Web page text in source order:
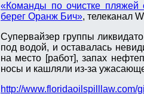
«Команды по очистке пляжей
берег Оранж Бич», телеканал
Супервайзер группы
под водой, и оставалась
на место [работ], запах
носы и кашляли из-за
http://www.floridaoilspilllaw.com/